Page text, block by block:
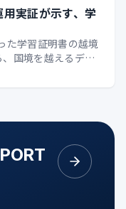
実証が示す、学
た学習証明書の越境
国境を越えるデジ